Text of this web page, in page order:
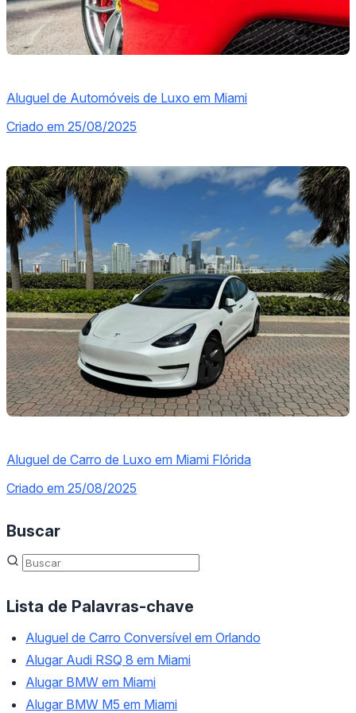
Aluguel de Automóveis de Luxo em Miami
Criado em 25/08/2025
Aluguel de Carro de Luxo em Miami Flórida
Criado em 25/08/2025
Buscar
Lista de Palavras-chave
Aluguel de Carro Conversível em Orlando
Alugar Audi RSQ 8 em Miami
Alugar BMW em Miami
Alugar BMW M5 em Miami